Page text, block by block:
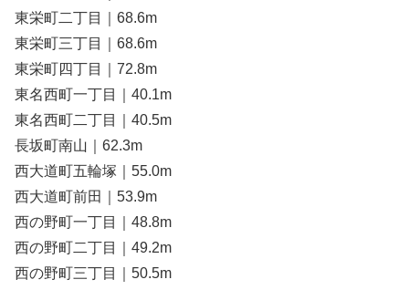
東栄町二丁目｜68.6m
東栄町三丁目｜68.6m
東栄町四丁目｜72.8m
東名西町一丁目｜40.1m
東名西町二丁目｜40.5m
長坂町南山｜62.3m
西大道町五輪塚｜55.0m
西大道町前田｜53.9m
西の野町一丁目｜48.8m
西の野町二丁目｜49.2m
西の野町三丁目｜50.5m